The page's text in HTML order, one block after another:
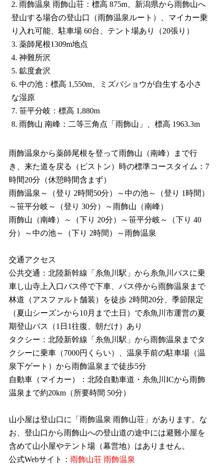
2. 雨飾温泉 雨飾山荘：標高 875m、新潟県から雨飾山へ
登山する場合の登山口（雨飾温泉ルート）、マイカー乗
り入れ可能、駐車場 60台、テント場あり（20張り）
3. 薬師尾根1309m地点
4. 神難所沢
5. 鉱度倉沢
6. 中の池：標高 1,550m、ミズバショウが自生する小さ
な湿原
7. 笹平分岐：標高 1,880m
8. 雨飾山 南峰：二等三角点「雨飾山」、標高 1963.3m
雨飾温泉から薬師尾根を登って雨飾山（南峰）まで行
き、来た道を戻る（ピストン）時の標準コースタイム：7
時間20分（休憩時間含まず）
雨飾温泉～（登り 2時間50分）～中の池～（登り 1時間）
～笹平分岐～（登り 30分）～雨飾山（南峰）
雨飾山（南峰）～（下り 20分）～笹平分岐～（下り 40
分）～中の池～（下り 2時間）～雨飾温泉
交通アクセス
公共交通：北陸新幹線「糸魚川駅」から糸魚川バスに乗
車し山寺上入口バス停で下車、バス停から雨飾温泉まで
林道（アスファルト舗装）を徒歩 2時間20分、季節限定
（夏山シーズンから10月まで土日）で糸魚川市運営の夏
期登山バス（1日1往復、朝だけ）あり
タクシー：北陸新幹線「糸魚川駅」から雨飾温泉までタ
クシーに乗車（7000円くらい）、温泉手前の駐車場（温
泉下ゲート）から雨飾温泉まで徒歩5分
自動車（マイカー）：北陸自動車道・糸魚川ICから雨飾
温泉まで約20km（所要時間 50分）
山小屋は登山口に「雨飾温泉 雨飾山荘」があります。な
お、登山口から雨飾山への登山道の途中には避難小屋を
含めて山小屋やテント場（幕営地）はありません。
公式Webサイト： 雨飾山荘 雨飾温泉